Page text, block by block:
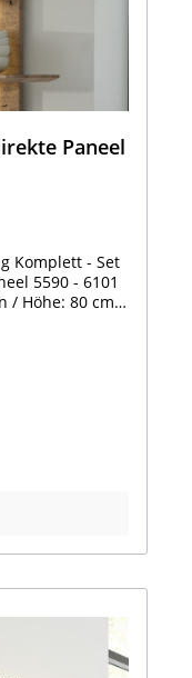
Komplett - Set
5590 - 6101
/ Höhe: 80 cm.